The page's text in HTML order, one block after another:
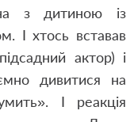
з дитиною із
І хтось вставав
актор) і
дивитися на
І реакція